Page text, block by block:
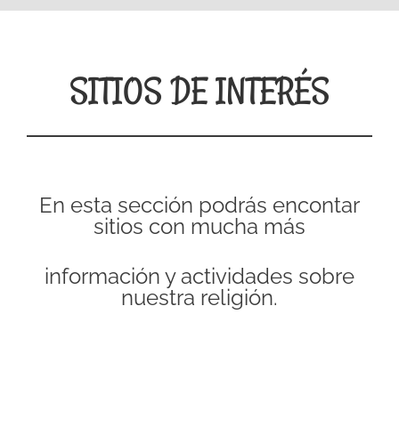
SITIOS DE INTERÉS
En esta sección podrás encontar
sitios con mucha más
información y actividades sobre
nuestra religión.